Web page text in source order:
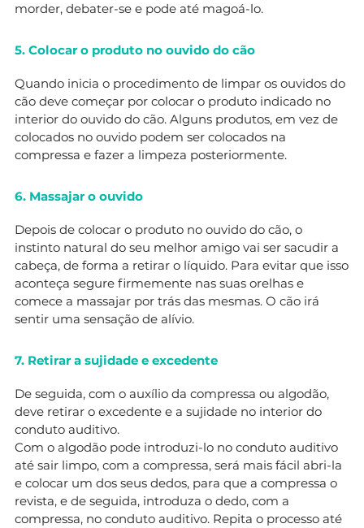
morder, debater-se e pode até magoá-lo.
5. Colocar o produto no ouvido do cão
Quando inicia o procedimento de limpar os ouvidos do
cão deve começar por colocar o produto indicado no
interior do ouvido do cão. Alguns produtos, em vez de
colocados no ouvido podem ser colocados na
compressa e fazer a limpeza posteriormente.
6. Massajar o ouvido
Depois de colocar o produto no ouvido do cão, o
instinto natural do seu melhor amigo vai ser sacudir a
cabeça, de forma a retirar o líquido. Para evitar que isso
aconteça segure firmemente nas suas orelhas e
comece a massajar por trás das mesmas. O cão irá
sentir uma sensação de alívio.
7. Retirar a sujidade e excedente
De seguida, com o auxílio da compressa ou algodão,
deve retirar o excedente e a sujidade no interior do
conduto auditivo.
Com o algodão pode introduzi-lo no conduto auditivo
até sair limpo, com a compressa, será mais fácil abri-la
e colocar um dos seus dedos, para que a compressa o
revista, e de seguida, introduza o dedo, com a
compressa, no conduto auditivo. Repita o processo até